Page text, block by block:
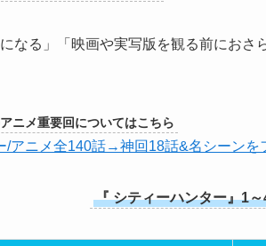
になる」「映画や実写版を観る前にお
ニメ重要回についてはこちら
/アニメ全140話→神回18話&名シーン
『 シティーハンター』1